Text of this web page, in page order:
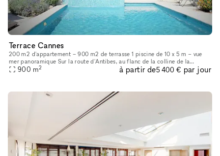
Terrace Cannes
200 m2 d'appartement – 900 m2 de terrasse 1 piscine de 10 x 5 m – vue
mer panoramique Sur la route d'Antibes, au flanc de la colline de la
Californie, le château Scott, construit vers 1870 par l'arc
900 m2 à partir de5 400 € par jour